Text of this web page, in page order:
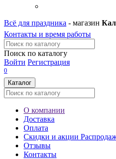
Всё для праздника - магазин
Контакты и время работы
Поиск по каталогу
Войти Регистрация
0
Каталог
О компании
Доставка
Оплата
Скидки и акции
Отзывы
Контакты